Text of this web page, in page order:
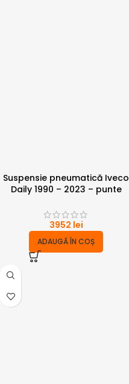
Suspensie pneumatică Iveco
Daily 1990 – 2023 – punte
3952 lei
ADAUGĂ ÎN COȘ